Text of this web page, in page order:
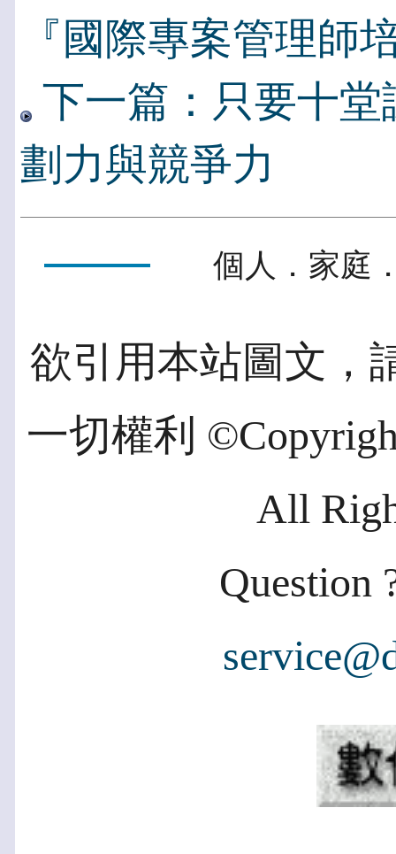
『國際專案管理師
下一篇：只要十
劃力與競爭力
個人．家庭
欲引用本站圖文，
一切權利
All
Question